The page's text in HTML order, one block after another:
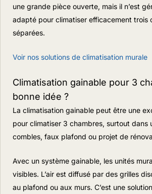
une grande pièce ouverte, mais il n’est
adapté pour climatiser efficacement trois
séparées.
Voir nos solutions de climatisation murale
Climatisation gainable pour 3
bonne idée ?
La climatisation gainable peut être une
pour climatiser 3 chambres, surtout dans
combles, faux plafond ou projet de
Avec un système gainable, les unités
visibles. L’air est diffusé par des grilles
au plafond ou aux murs. C’est une